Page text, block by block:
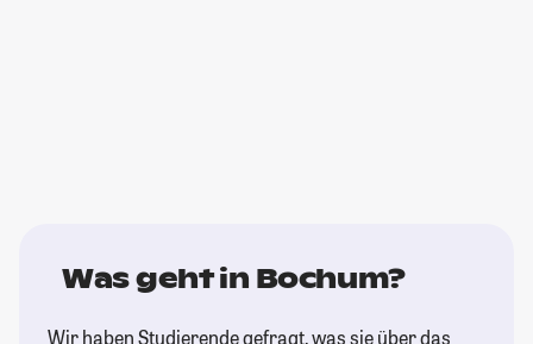
Was geht in Bochum?
Wir haben Studierende gefragt, was sie über das